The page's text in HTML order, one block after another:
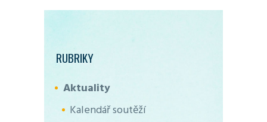
RUBRIKY
Aktuality
Kalendář soutěží